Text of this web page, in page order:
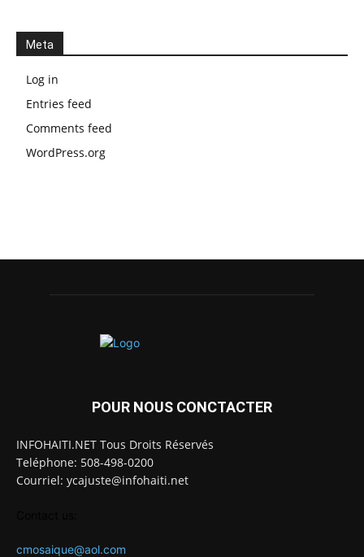
Meta
Log in
Entries feed
Comments feed
WordPress.org
POUR NOUS CONCTACTER
INFOHAITI.NET Tous Droits Réservés
Teléphone: 508-498-0200
Courriel: ycajuste@infohaiti.net
cmosaique@aol.com